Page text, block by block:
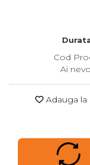
Cod
Ai
Adauga la